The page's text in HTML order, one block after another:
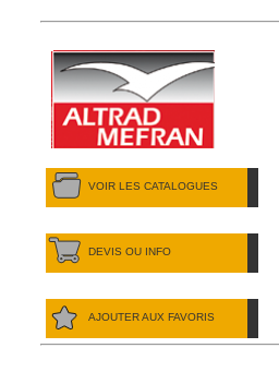
VOIR LES CATALOGUES
DEVIS OU INFO
AJOUTER AUX FAVORIS